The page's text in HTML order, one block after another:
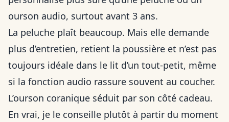
ourson audio, surtout avant 3 ans.
La peluche plaît beaucoup. Mais elle demande
plus d’entretien, retient la poussière et n’est pas
toujours idéale dans le lit d’un tout-petit, même
si la fonction audio rassure souvent au coucher.
L’ourson coranique séduit par son côté cadeau.
En vrai, je le conseille plutôt à partir du moment